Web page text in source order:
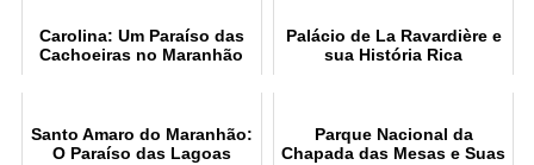
Carolina: Um Paraíso das
Cachoeiras no Maranhão
Palácio de La Ravardière e
sua História Rica
Santo Amaro do Maranhão:
O Paraíso das Lagoas
Parque Nacional da
Chapada das Mesas e Suas